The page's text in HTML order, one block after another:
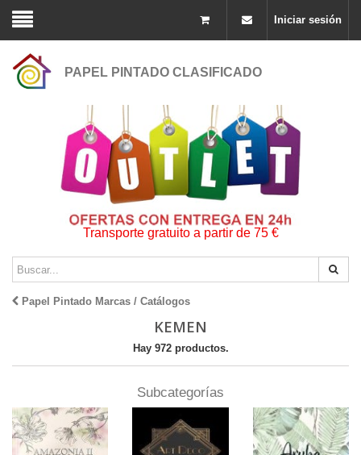
Iniciar sesión
PAPEL PINTADO CLASIFICADO
Transporte gratuito a partir de 75 €
Papel Pintado Marcas / Catálogos
KEMEN
Hay 972 productos.
Subcategorías